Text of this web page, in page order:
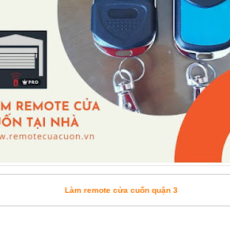
Làm remote cửa cuốn quận 3